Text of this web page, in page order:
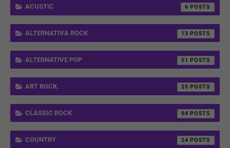
ACUSTIC 6
ALTERNATIVA ROCK 13
ALTERNATIVE POP 51
ART ROCK 25
CLASSIC ROCK 94
COUNTRY 24